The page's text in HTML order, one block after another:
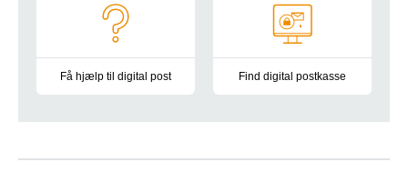
Få hjælp til digital post Find digital postkasse